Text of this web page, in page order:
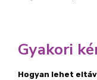
Gyakori
Hogyan lehet